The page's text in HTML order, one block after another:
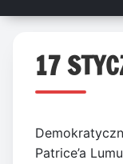
17
Patrice’a